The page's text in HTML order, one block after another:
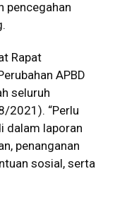
pencegahan
Rapat
APBD
seluruh
2021). “Perlu
dalam laporan
penanganan
sosial, serta